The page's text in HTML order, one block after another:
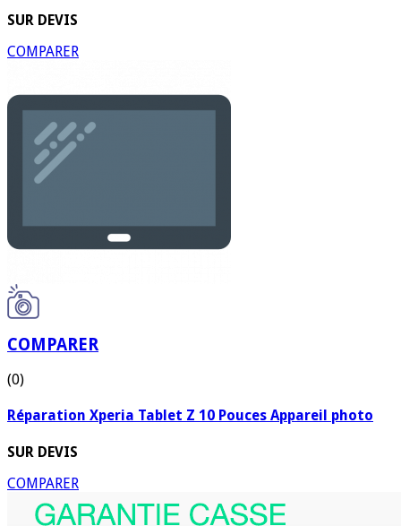
SUR DEVIS
COMPARER
COMPARER
(0)
Réparation Xperia Tablet Z 10 Pouces Appareil photo
SUR DEVIS
COMPARER